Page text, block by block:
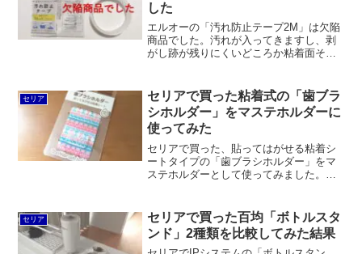
した
エルオーの「汚れ防止テープ2M」は欠陥
商品でした。汚れが入ってきますし、剥
がし跡が残りにくいどころか粘着面その
イレと床のすき間を埋める代用品として
は問題があるので、ダイソーの「カビ汚
れ防止マスキングテープ」を使ったほう
が良さそうです。
セリア
セリアで買った粘着式の「歯ブラ
シホルダー」をマステホルダーに
使ってみた
セリアで買った、貼ってはがせる粘着シ
ートタイプの「歯ブラシホルダー」をマ
ステホルダーとして使ってみました。メ
面ならOKの強い粘着力で、ニトリよりも
安くてコスパが良いと思います。
セリア
セリアで買った百均「ボトルスタ
ンド」2種類を比較してみた結果